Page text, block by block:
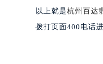
以上就是杭州百达
拨打页面400电话